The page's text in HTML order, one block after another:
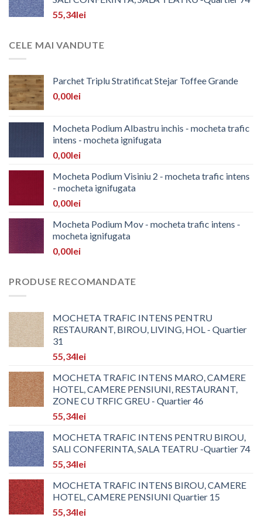
55,34lei
CELE MAI VANDUTE
Parchet Triplu Stratificat Stejar Toffee Grande
0,00lei
Mocheta Podium Albastru inchis - mocheta trafic
intens - mocheta ignifugata
0,00lei
Mocheta Podium Visiniu 2 - mocheta trafic intens
- mocheta ignifugata
0,00lei
Mocheta Podium Mov - mocheta trafic intens -
mocheta ignifugata
0,00lei
PRODUSE RECOMANDATE
MOCHETA TRAFIC INTENS PENTRU
RESTAURANT, BIROU, LIVING, HOL - Quartier
31
55,34lei
MOCHETA TRAFIC INTENS MARO, CAMERE
HOTEL, CAMERE PENSIUNI, RESTAURANT,
ZONE CU TRFIC GREU - Quartier 46
55,34lei
MOCHETA TRAFIC INTENS PENTRU BIROU,
SALI CONFERINTA, SALA TEATRU -Quartier 74
55,34lei
MOCHETA TRAFIC INTENS BIROU, CAMERE
HOTEL, CAMERE PENSIUNI Quartier 15
55,34lei